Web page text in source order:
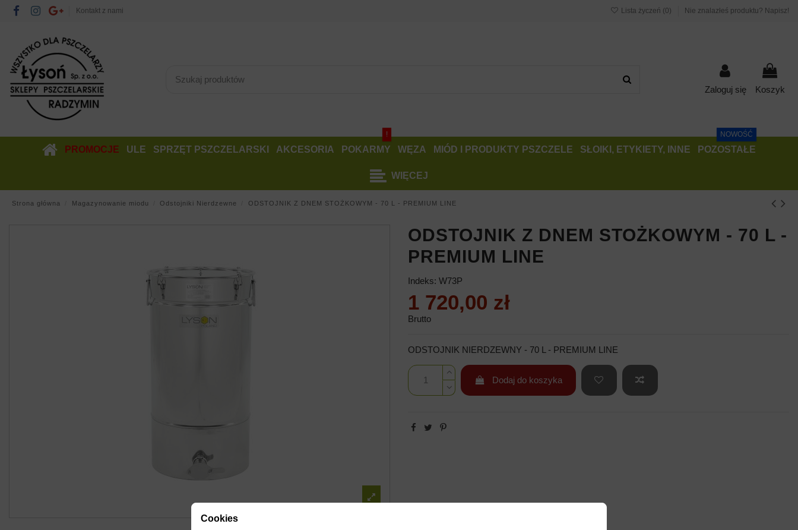
Kontakt z nami Lista życzeń (0) Nie znalazłeś produktu? Napisz!
Zaloguj się Koszyk
PROMOCJE ULE SPRZĘT PSZCZELARSKI AKCESORIA POKARMY
!
WĘZA MIÓD I PRODUKTY PSZCZELE SŁOIKI, ETYKIETY, INNE POZOSTAŁE
NOWOŚĆ
WIĘCEJ
Strona główna Magazynowanie miodu Odstojniki Nierdzewne ODSTOJNIK Z DNEM STOŻKOWYM - 70 L - PREMIUM LINE
ODSTOJNIK Z DNEM STOŻKOWYM - 70 L -
PREMIUM LINE
Indeks: W73P
1 720,00 zł
Brutto
ODSTOJNIK NIERDZEWNY - 70 L - PREMIUM LINE
Dodaj do koszyka
Cookies